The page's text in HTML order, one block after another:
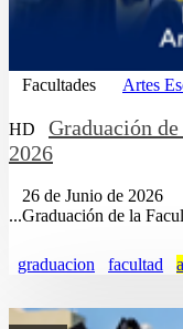
Facultades Artes
HD Graduación
2026
26 de Junio de 2026
...Graduación de la
graduacion facultad